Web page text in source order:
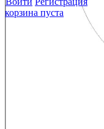
корзина пуста